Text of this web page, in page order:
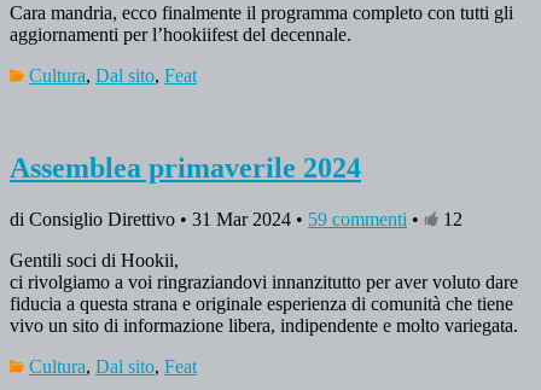
Cara mandria, ecco finalmente il programma completo con tutti gli
aggiornamenti per l’hookiifest del decennale.
Cultura, Dal sito, Feat
Assemblea primaverile 2024
di Consiglio Direttivo • 31 Mar 2024 • 59 commenti •
12
Gentili soci di Hookii,
ci rivolgiamo a voi ringraziandovi innanzitutto per aver voluto dare
fiducia a questa strana e originale esperienza di comunità che tiene
vivo un sito di informazione libera, indipendente e molto variegata.
Cultura, Dal sito, Feat